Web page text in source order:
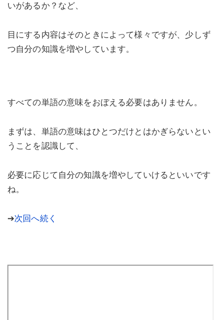
いがあるか？など、
目にする内容はそのときによって様々ですが、少しず
つ自分の知識を増やしています。
すべての単語の意味をおぼえる必要はありません。
まずは、単語の意味はひとつだけとはかぎらないとい
うことを認識して、
必要に応じて自分の知識を増やしていけるといいです
ね。
➔次回へ続く